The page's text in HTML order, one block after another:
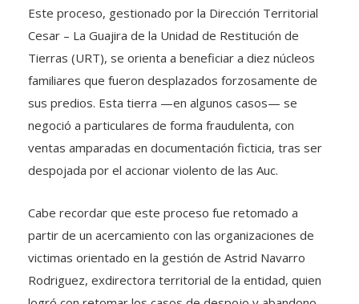
Este proceso, gestionado por la Dirección Territorial
Cesar – La Guajira de la Unidad de Restitución de
Tierras (URT), se orienta a beneficiar a diez núcleos
familiares que fueron desplazados forzosamente de
sus predios. Esta tierra —en algunos casos— se
negoció a particulares de forma fraudulenta, con
ventas amparadas en documentación ficticia, tras ser
despojada por el accionar violento de las Auc.
Cabe recordar que este proceso fue retomado a
partir de un acercamiento con las organizaciones de
victimas orientado en la gestión de Astrid Navarro
Rodriguez, exdirectora territorial de la entidad, quien